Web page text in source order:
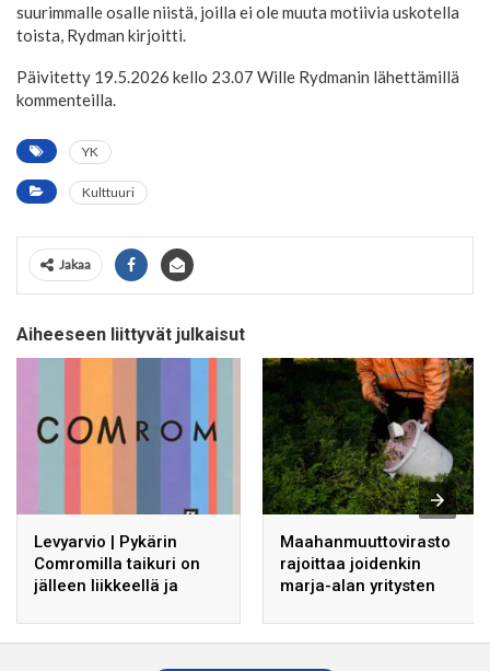
suurimmalle osalle niistä, joilla ei ole muuta motiivia uskotella
toista, Rydman kirjoitti.
Päivitetty 19.5.2026 kello 23.07 Wille Rydmanin lähettämillä
kommenteilla.
YK
Kulttuuri
Jakaa
Aiheeseen liittyvät julkaisut
Levyarvio | Pykärin
Comromilla taikuri on
jälleen liikkeellä ja
soolouransa
Maahanmuuttovirasto
rajoittaa joidenkin
marja-alan yritysten
rekrytoida työntekijöitä